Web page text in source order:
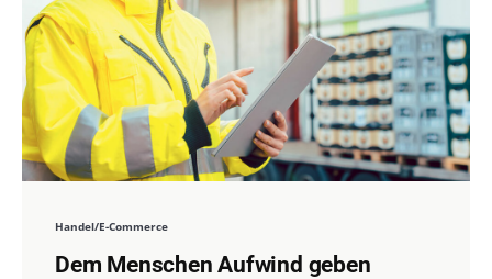
Handel/E-Commerce
Dem Menschen Aufwind geben